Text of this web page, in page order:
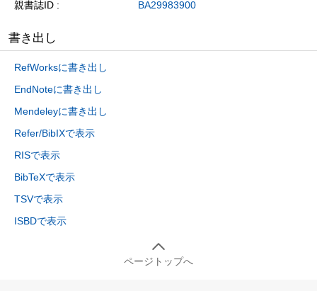
親書誌ID BA29983900
書き出し
RefWorksに書き出し
EndNoteに書き出し
Mendeleyに書き出し
Refer/BibIXで表示
RISで表示
BibTeXで表示
TSVで表示
ISBDで表示
ページトップへ